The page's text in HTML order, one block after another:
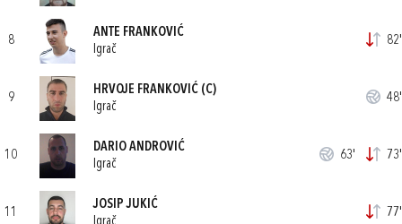
8
ANTE FRANKOVIĆ
Igrač
82'
9
HRVOJE FRANKOVIĆ (C)
Igrač
48'
10
DARIO ANDROVIĆ
Igrač
63' 73'
11
JOSIP JUKIĆ
Igrač
77'